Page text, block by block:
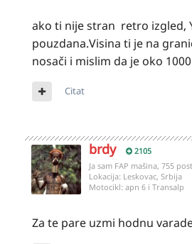
ako ti nije stran retro izgled,
pouzdana.Visina ti je na
nosači i mislim da je oko
Citat
brdy 2105
Ja sam FAP mašina, 755
Lokacija: Leskovac, Srbija
Motocikl: apn 6 i Transalp
Za te pare uzmi hodnu